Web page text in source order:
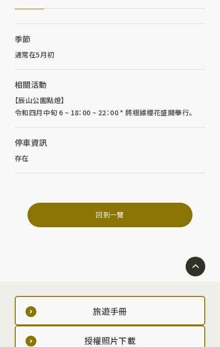
季節
通常在5月初
相關活動
【辰山公園點燈】
令和四月中旬 6 ~ 18：00 ~ 22：00 * 將根據櫻花盛開舉行。
停車資訊
存在
回到一覽
旅遊手冊
授權照片下載